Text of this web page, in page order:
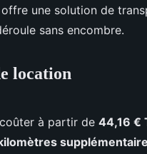
une solution de
sans encombre.
location
à partir de 44,16 €